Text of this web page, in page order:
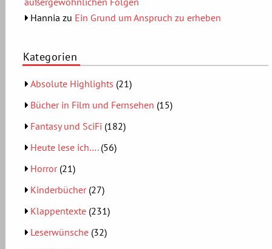
Hannia zu Ein Grund um Anspruch zu erheben
Kategorien
Absolute Highlights (21)
Bücher in Film und Fernsehen (15)
Fantasy und SciFi (182)
Heute lese ich….(56)
Horror(21)
Kinderbücher(27)
Klappentexte (231)
Leserwünsche (32)